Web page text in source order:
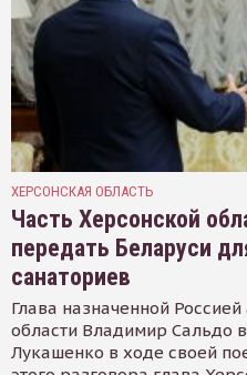
ХЕРСОНСКАЯ ОБЛАСТЬ
Часть Херсонской
передать Беларуси
санаториев
Глава назначенной
области Владимир Сальдо
Лукашенко в ходе своей